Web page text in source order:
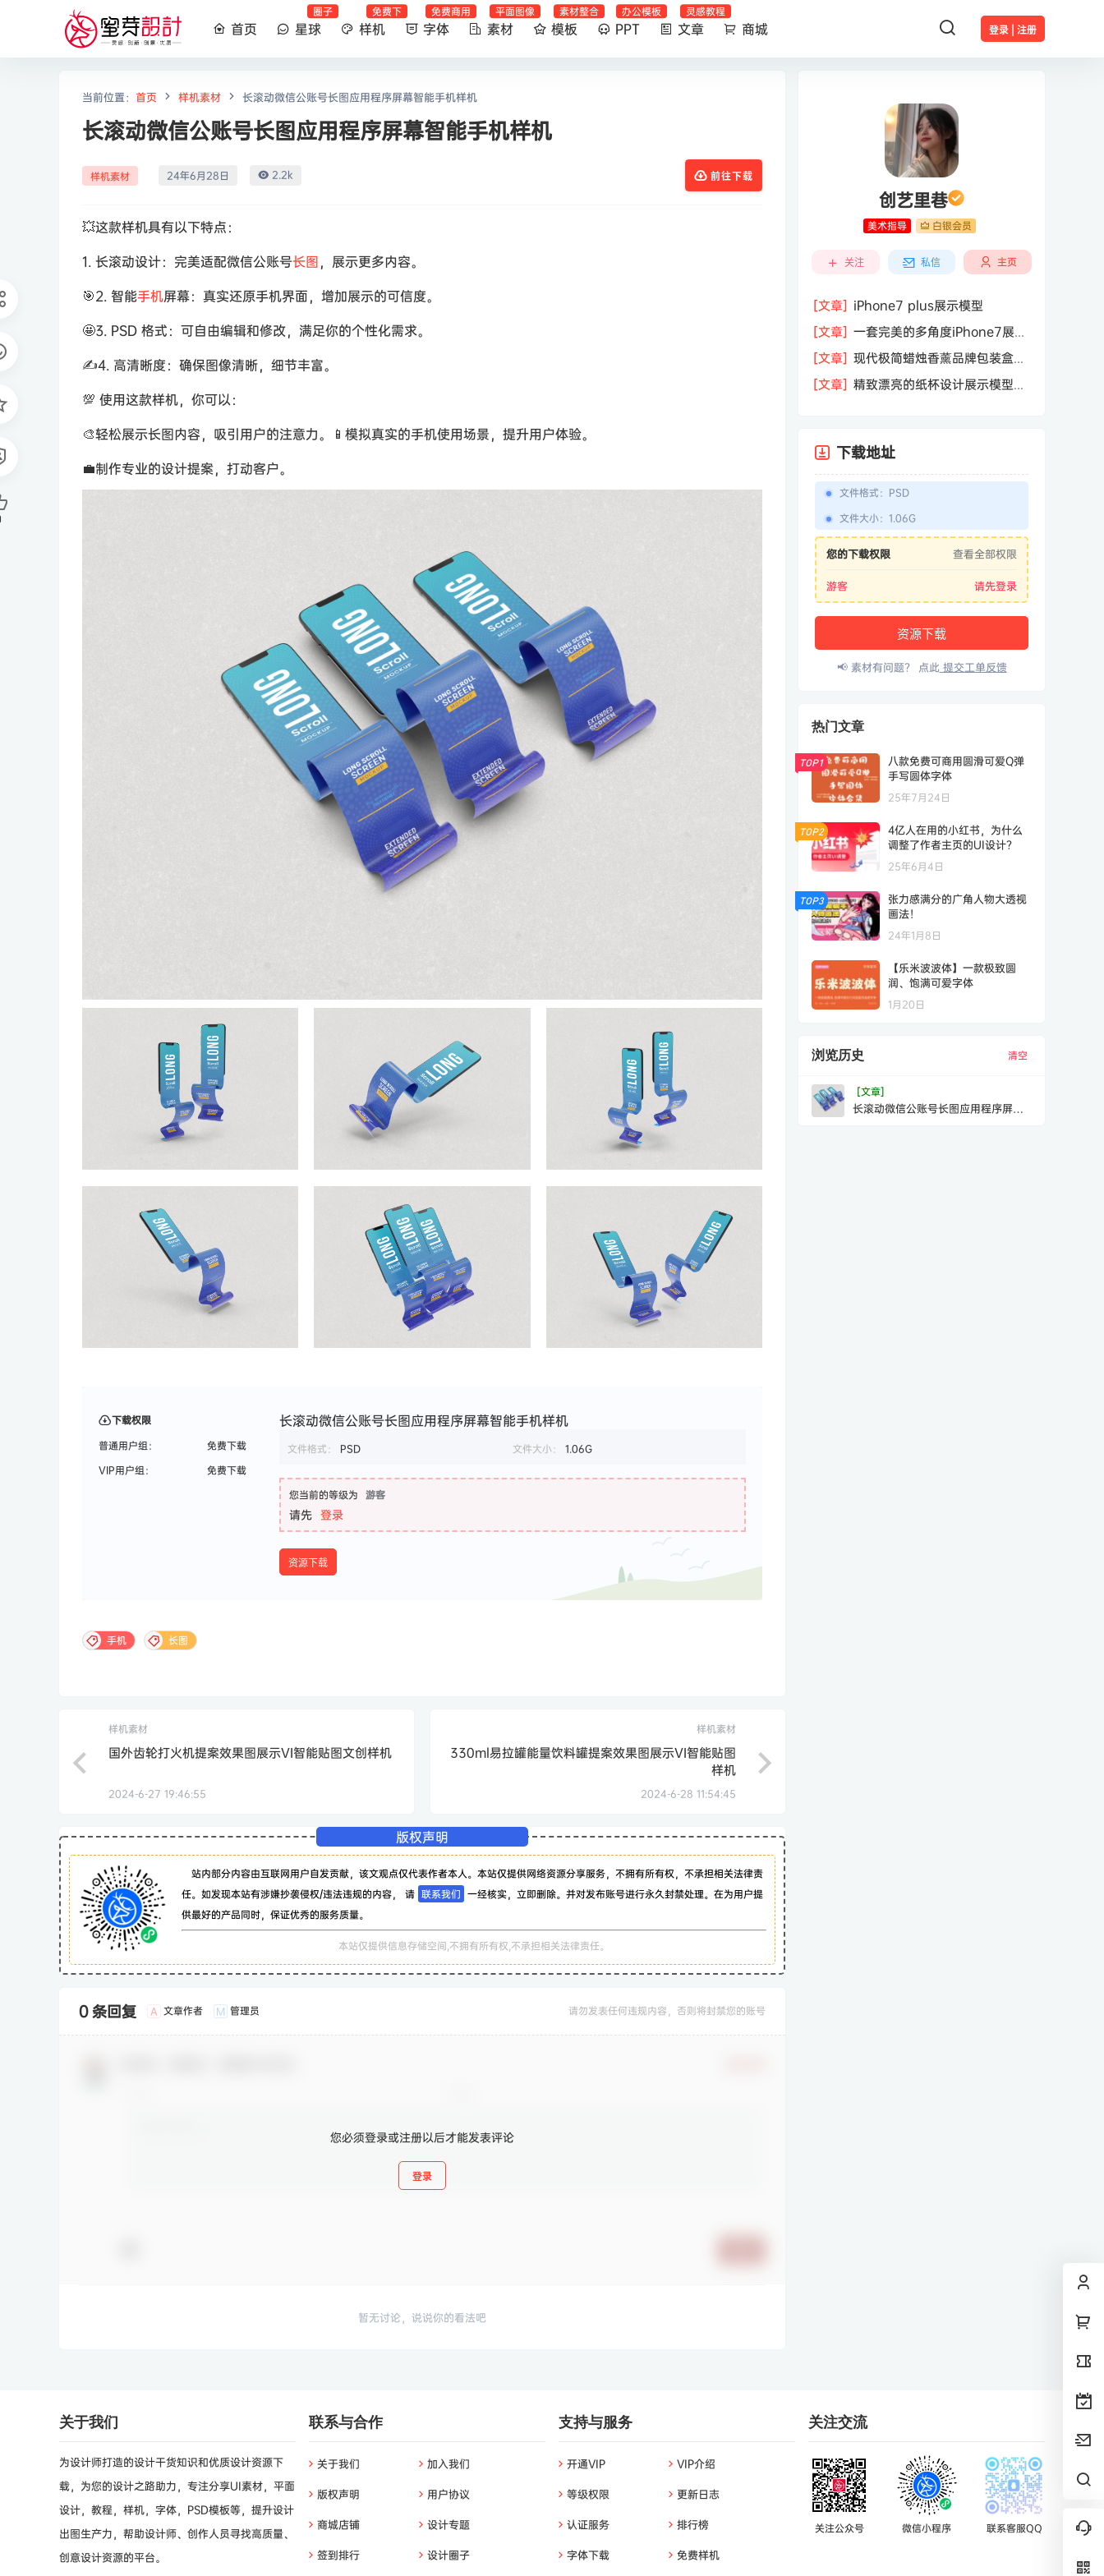
登录 | 注册
首页 星球
圈子
样机
免费下
字体
免费商用
素材
平面图像
模板
素材整合
PPT
办公模板
文章
灵感教程
商城
当前位置： 首页 样机素材 长滚动微信公账号长图应用程序屏幕智能手机样机
长滚动微信公账号长图应用程序屏幕智能手机样机
样机素材 24年6月28日 2.2k 前往下载
💥这款样机具有以下特点：
1. 长滚动设计：完美适配微信公账号长图，展示更多内容。
🎯2. 智能手机屏幕：真实还原手机界面，增加展示的可信度。
🤩3. PSD 格式：可自由编辑和修改，满足你的个性化需求。
✍️4. 高清晰度：确保图像清晰，细节丰富。
💯 使用这款样机，你可以：
🎨轻松展示长图内容，吸引用户的注意力。📱模拟真实的手机使用场景，提升用户体验。
💼制作专业的设计提案，打动客户。
下载权限
普通用户组：
免费下载
VIP用户组：
免费下载
长滚动微信公账号长图应用程序屏幕智能手机样机
文件格式： PSD 文件大小： 1.06G
您当前的等级为 游客
请先 登录
资源下载
手机 长图
样机素材
国外齿轮打火机提案效果图展示VI智能贴图文创样机
2024-6-27 19:46:55
样机素材
330ml易拉罐能量饮料罐提案效果图展示VI智能贴图
样机
2024-6-28 11:54:45
版权声明
站内部分内容由互联网用户自发贡献，该文观点仅代表作者本人。本站仅提供网络资源分享服务，不拥有所有权，不承担相关法律责
任。如发现本站有涉嫌抄袭侵权/违法违规的内容， 请 联系我们 一经核实，立即删除。并对发布账号进行永久封禁处理。在为用户提
供最好的产品同时，保证优秀的服务质量。
本站仅提供信息存储空间,不拥有所有权,不承担相关法律责任。
0 条回复 A 文章作者 M 管理员 请勿发表任何违规内容，否则将封禁您的账号
您必须登录或注册以后才能发表评论
登录
暂无讨论，说说你的看法吧
创艺里巷
美术指导 白银会员
关注 私信 主页
[文章] iPhone7 plus展示模型
[文章] 一套完美的多角度iPhone7展示
模型（Mockup）套装
[文章] 现代极简蜡烛香薰品牌包装盒纸
盒样机
[文章] 精致漂亮的纸杯设计展示模型
下载地址
文件格式： PSD
文件大小： 1.06G
您的下载权限 查看全部权限
游客 请先登录
资源下载
📢 素材有问题？ 点此提交工单反馈
热门文章
TOP1
八款免费可商用圆滑可爱Q弹
手写圆体字体
25年7月24日
TOP2
4亿人在用的小红书，为什么
调整了作者主页的UI设计？
25年6月4日
TOP3
张力感满分的广角人物大透视
画法！
24年1月8日
【乐米波波体】一款极致圆
润、饱满可爱字体
1月20日
浏览历史 清空
[文章]
长滚动微信公账号长图应用程序屏幕
关于我们
为设计师打造的设计干货知识和优质设计资源下
载，为您的设计之路助力，专注分享UI素材，平面
设计，教程，样机，字体，PSD模板等，提升设计
出图生产力，帮助设计师、创作人员寻找高质量、
创意设计资源的平台。
联系与合作
关于我们 加入我们
版权声明 用户协议
商城店铺 设计专题
签到排行 设计圈子
支持与服务
开通VIP VIP介绍
等级权限 更新日志
认证服务 排行榜
字体下载 免费样机
关注交流
关注公众号 微信小程序 联系客服QQ